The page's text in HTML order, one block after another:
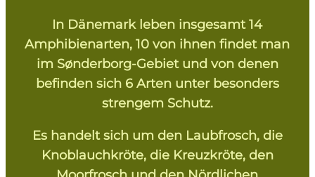
In Dänemark leben insgesamt 14
Amphibienarten, 10 von ihnen findet man
im Sønderborg-Gebiet und von denen
befinden sich 6 Arten unter besonders
strengem Schutz.
Es handelt sich um den Laubfrosch, die
Knoblauchkröte, die Kreuzkröte, den